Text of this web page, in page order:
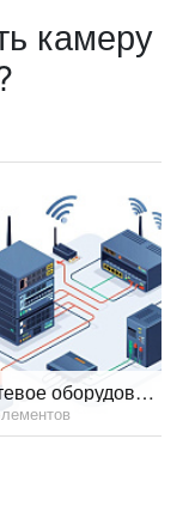
камеру
Сетевое оборудование